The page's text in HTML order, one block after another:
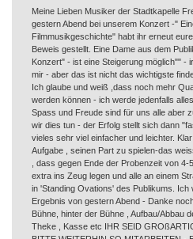
Meine Lieben Musiker der Stadtkapelle
gestern Abend bei unserem Konzert -"
Filmmusikgeschichte" habt ihr erneut
Beweis gestellt. Eine Dame aus dem
Konzert" - ist eine Steigerung möglich"" -
mir - aber das ist nicht das wichtigste
Ich glaube und weiß ,dass noch mehr
werden können - ich werde jedenfalls
Spass und Freude sind für uns alle aber
wir dies tun - der Erfolg stellt sich dann
vieles sehr viel einfacher und leichter.
Aufgabe , seinen Part zu spielen-das
, dass gegen Ende der Probenzeit von
extra ins Zeug legen und alle an einem
in 'Standing Ovations' des Publikums.
Ergebnis von gestern Abend - Danke
Bühne, hinter der Bühne , Aufbau/Abbau
Theke , Kasse etc IHR SEID